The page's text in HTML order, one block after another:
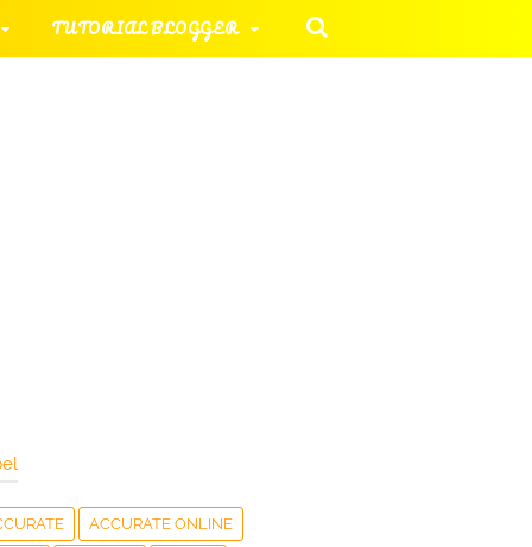
TUTORIAL BLOGGER
ACCURATE ONLINE